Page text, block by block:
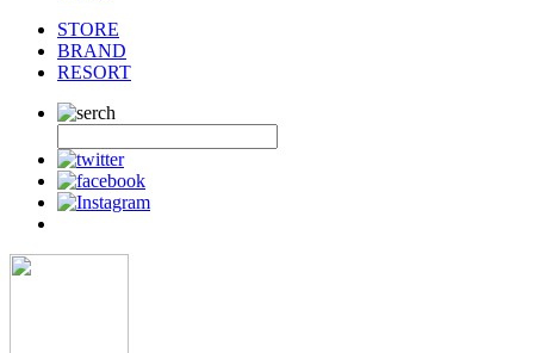
STORE
BRAND
RESORT